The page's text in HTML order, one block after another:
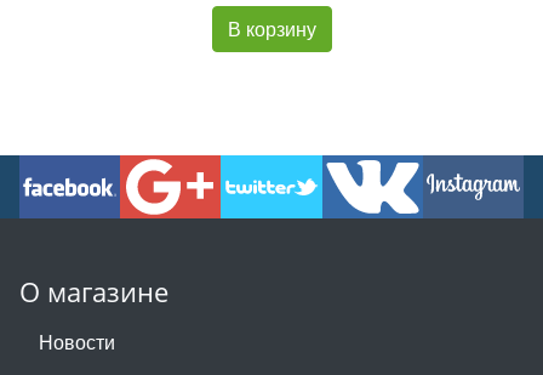
В корзину
О магазине
Новости